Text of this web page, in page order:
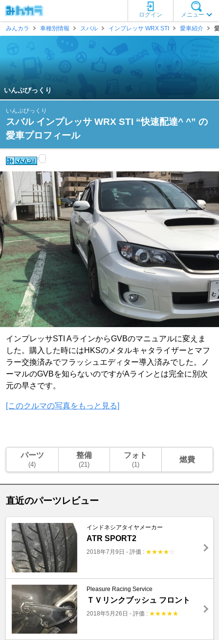
メニュー
ログイン
みんカラ
車種別情報 スバル インプレッサ WRX STI 愛車紹介
いんぷびっくり
いんぷびっくり
スバル インプレッサ WRX STI “快速配達^ ^” の
愛車プロフィール
インプレッサSTI AラインからGVBのマニュアルに変えま
した。購入した時にはHKSのメタルキャタライザーとマフ
ラー交換済みでフラッシュエディター導入済みでした。ノ
ーマルのGVBを知らないのですがAラインとは完全に別次
元の早さです。
[このクルマの写真をもっと見る]
パーツ
(4)
整備
(21)
フォト
(1)
燃費
直近のパーツレビュー
インドネシアタイヤメーカー
ATR SPORT2
2018年7月9日 - 評価 : ★★★★ ☆
Pleasure Racing Service
ＴＶリンクブッシュ フロント
2018年5月26日 - 評価 : ★★★★★